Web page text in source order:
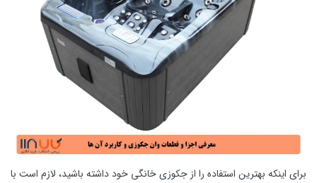
برای اینکه بهترین استفاده را از جکوزی خانگی خود داشته باشید، لازم است با